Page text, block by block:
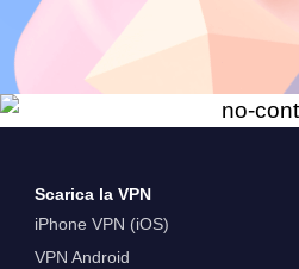
Scarica la VPN
iPhone VPN (iOS)
VPN Android